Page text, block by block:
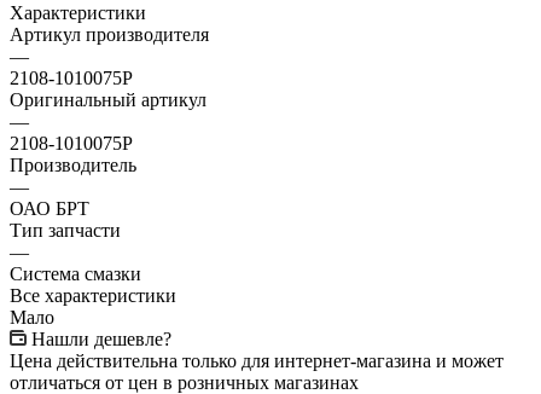
Характеристики
Артикул производителя
—
2108-1010075Р
Оригинальный артикул
—
2108-1010075Р
Производитель
—
ОАО БРТ
Тип запчасти
—
Система смазки
Все характеристики
Мало
Нашли дешевле?
Цена действительна только для интернет-магазина и может
отличаться от цен в розничных магазинах